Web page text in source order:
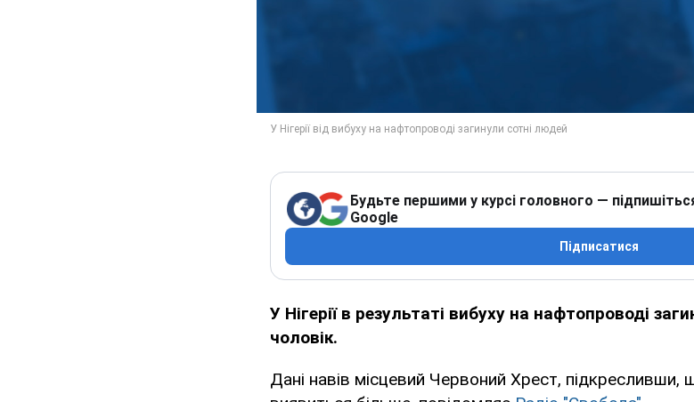
Будьте першими у курсі головного —
Google
Підписатися
У Нігерії в результаті вибуху на нафтопроводі
чоловік.
Дані навів місцевий Червоний Хрест,